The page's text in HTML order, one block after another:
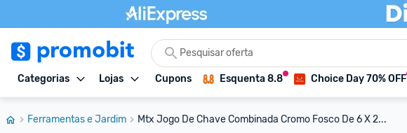
Categorias Lojas Cupons Esquenta 8.8 Choice Day 70% OFF
Ferramentas e Jardim Mtx Jogo De Chave Combinada Cromo Fosco De 6 X 2...